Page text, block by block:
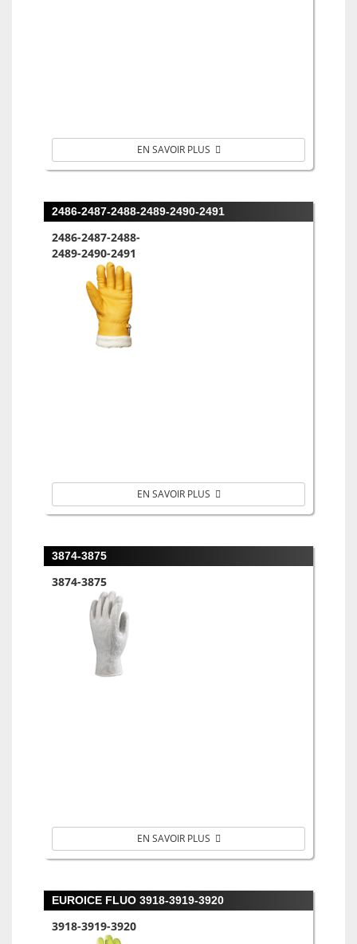
EN SAVOIR PLUS
2486-2487-2488-2489-2490-2491
2486-2487-2488-
2489-2490-2491
EN SAVOIR PLUS
3874-3875
3874-3875
EN SAVOIR PLUS
EUROICE FLUO 3918-3919-3920
3918-3919-3920